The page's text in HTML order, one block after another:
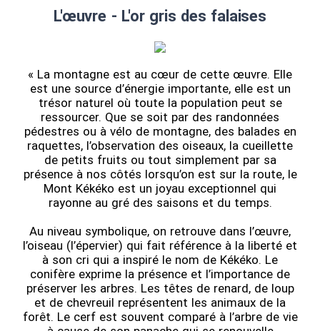
L'œuvre - L'or gris des falaises
« La montagne est au cœur de cette œuvre. Elle
est une source d’énergie importante, elle est un
trésor naturel où toute la population peut se
ressourcer. Que se soit par des randonnées
pédestres ou à vélo de montagne, des balades en
raquettes, l’observation des oiseaux, la cueillette
de petits fruits ou tout simplement par sa
présence à nos côtés lorsqu’on est sur la route, le
Mont Kékéko est un joyau exceptionnel qui
rayonne au gré des saisons et du temps.
Au niveau symbolique, on retrouve dans l’œuvre,
l’oiseau (l’épervier) qui fait référence à la liberté et
à son cri qui a inspiré le nom de Kékéko. Le
conifère exprime la présence et l’importance de
préserver les arbres. Les têtes de renard, de loup
et de chevreuil représentent les animaux de la
forêt. Le cerf est souvent comparé à l’arbre de vie